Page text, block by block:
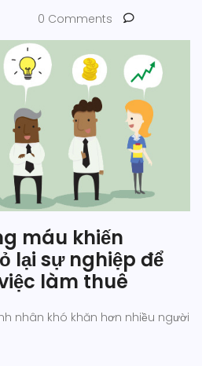
0 Comments
máu khiến
lại sự nghiệp để
làm thuê
nhân khó khăn hơn nhiều người